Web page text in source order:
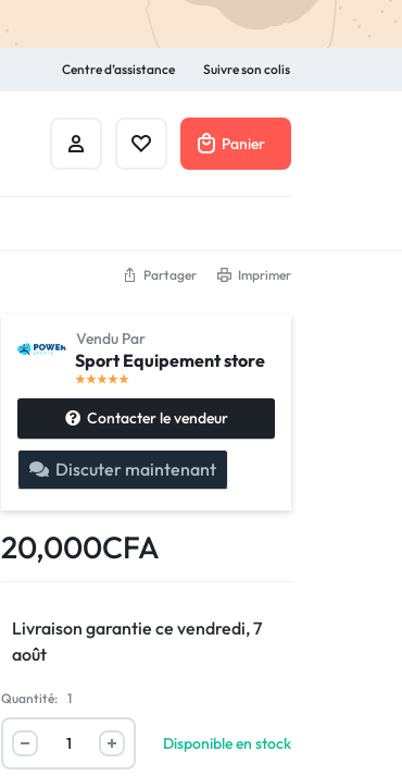
Centre d’assistance Suivre son colis
Liste de souhaits
Panier
Partager Imprimer
Vendu Par
Sport Equipement store
Contacter le vendeur
Discuter maintenant
20,000CFA
Livraison garantie ce vendredi, 7
août
Quantité: 1
Nike
Air
Disponible en stock